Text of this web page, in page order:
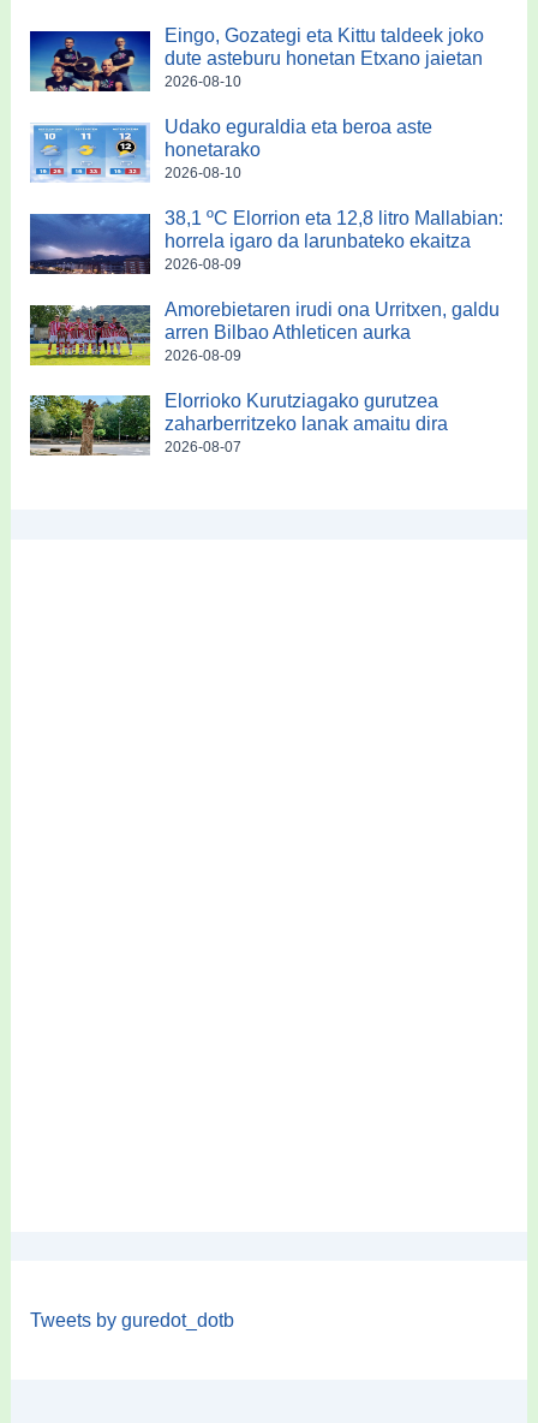
Eingo, Gozategi eta Kittu taldeek joko
dute asteburu honetan Etxano jaietan
2026-08-10
Udako eguraldia eta beroa aste
honetarako
2026-08-10
38,1 ºC Elorrion eta 12,8 litro Mallabian:
horrela igaro da larunbateko ekaitza
2026-08-09
Amorebietaren irudi ona Urritxen, galdu
arren Bilbao Athleticen aurka
2026-08-09
Elorrioko Kurutziagako gurutzea
zaharberritzeko lanak amaitu dira
2026-08-07
Tweets by guredot_dotb